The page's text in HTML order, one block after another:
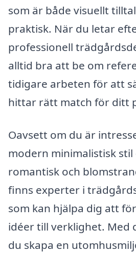
som är både visuellt
praktisk. När du letar
professionell
alltid bra att be om
tidigare arbeten för att
hittar rätt match för ditt
Oavsett om du är
modern minimalistisk
romantisk och
finns experter i
som kan hjälpa dig att
idéer till verklighet. Med
du skapa en